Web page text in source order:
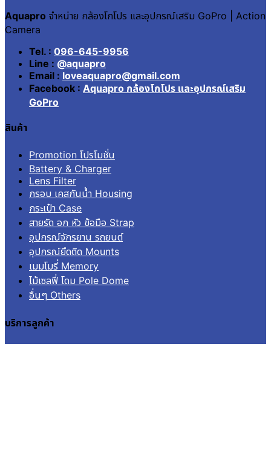
Aquapro จำหน่าย กล้องโกโปร และอุปกรณ์เสริม GoPro | Action
Camera
Tel. : 096-645-9956
Line : @aquapro
Email : loveaquapro@gmail.com
Facebook : Aquapro กล้องโกโปร และอุปกรณ์เสริม
GoPro
สินค้า
Promotion โปรโมชั่น
Battery & Charger
Lens Filter
กรอบ เคสกันน้ำ Housing
กระเป๋า Case
สายรัด อก หัว ข้อมือ Strap
อุปกรณ์จักรยาน รถยนต์
อุปกรณ์ยึดติด Mounts
เมมโมรี่ Memory
ไม้เซลฟี่ โดม Pole Dome
อื่นๆ Others
บริการลูกค้า